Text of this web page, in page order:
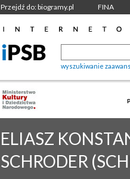
Przejdź do: biogramy.pl FINA
wyszukiwanie
ELIASZ
SCHRODER